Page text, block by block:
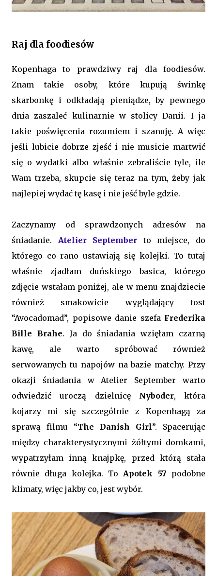
Raj dla foodiesów
Kopenhaga to prawdziwy raj dla foodiesów.
Znam takie osoby, które kupują świnkę
skarbonkę i odkładają pieniądze, by pewnego
dnia zaszaleć kulinarnie w stolicy Danii. I ja
takie poświęcenia rozumiem i szanuję. A więc
jeśli lubicie dobrze zjeść i nie musicie martwić
się o wydatki albo właśnie zebraliście tyle, ile
Wam trzeba, skupcie się teraz na tym, żeby jak
najlepiej wydać tę kasę i nie jeść byle gdzie.
Zaczynamy od sprawdzonych adresów na
śniadanie. Atelier September to miejsce, do
którego co rano ustawiają się kolejki. To tutaj
właśnie zjadłam duńskiego basica, którego
zdjęcie wstałam poniżej, ale w menu znajdziecie
również smakowicie wyglądający tost
“Avocadomad”, popisowe danie szefa Frederika
Bille Brahe. Ja do śniadania wzięłam czarną
kawę, ale warto spróbować również
serwowanych tu napojów na bazie matchy. Przy
okazji śniadania w Atelier September warto
odwiedzić uroczą dzielnicę Nyboder, która
kojarzy mi się szczególnie z Kopenhagą za
sprawą filmu “The Danish Girl”. Spacerując
między charakterystycznymi żółtymi domkami,
wypatrzyłam inną knajpkę, przed którą stała
równie długa kolejka. ToApotek 57 podobne
klimaty, więc jakby co, jest wybór.